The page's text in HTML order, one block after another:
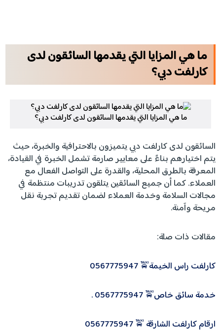
ما هي المزايا التي يقدمها السائقون لدى
كارلفت دبي؟
ما هي المزايا التي يقدمها السائقون لدى كارلفت دبي؟
السائقون لدى كارلفت دبي يتميزون بالاحترافية والخبرة، حيث
يتم اختيارهم بناءً على معايير صارمة تشمل الخبرة في القيادة،
المعرفة بالطرق المحلية، والقدرة على التواصل الفعال مع
العملاء. كما أن جميع السائقين يتلقون تدريبات منتظمة في
مجالات السلامة وخدمة العملاء لضمان تقديم تجربة نقل
مريحة وآمنة.
مقالات ذات صلة:
كارلفت راس الخيمة🚖 0567775947
خدمة سائق خاص🚖 0567775947 .
ارقام كارلفت الشارقة 🚖 0567775947